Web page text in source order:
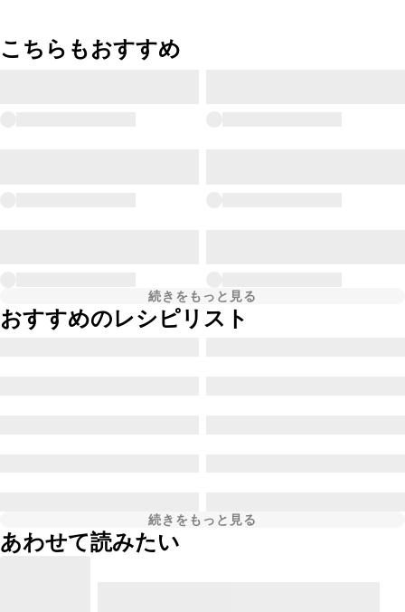
こちらもおすすめ
続きをもっと見る
おすすめのレシピリスト
続きをもっと見る
あわせて読みたい